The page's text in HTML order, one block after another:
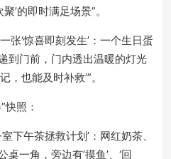
’的即时满足场景”。
张‘惊喜即刻发生’：一个生日蛋
到门前，门内透出温暖的灯光
，也能及时补救’”。
快照：
下午茶拯救计划’：网红奶茶、
一角，旁边有‘摸鱼’、‘回